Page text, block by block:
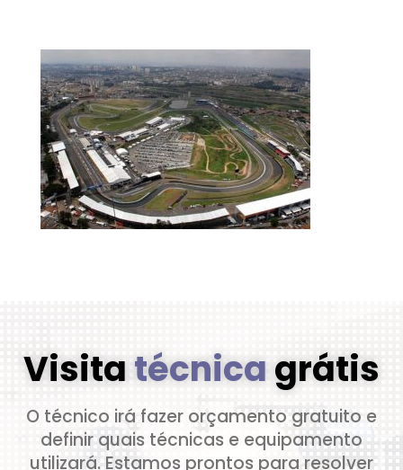
Visitatécnicagrátis
O técnico irá fazer orçamento gratuito e
definir quais técnicas e equipamento
utilizará. Estamos prontos para resolver